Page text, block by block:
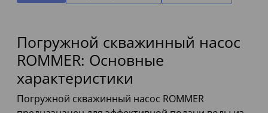
Погружной скважинный насос
ROMMER: Основные
характеристики
Погружной скважинный насос ROMMER